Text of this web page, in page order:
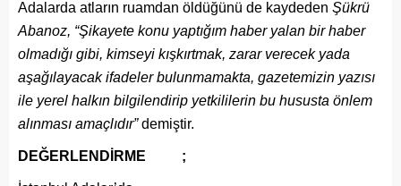
Adalarda atların ruamdan öldüğünü de kaydeden Şükrü
Abanoz, “Şikayete konu yaptığım haber yalan bir haber
olmadığı gibi, kimseyi kışkırtmak, zarar verecek yada
aşağılayacak ifadeler bulunmamakta, gazetemizin yazısı
ile yerel halkın bilgilendirip yetkililerin bu hususta önlem
alınması amaçlıdır”demiştir.
DEĞERLENDİRME ;